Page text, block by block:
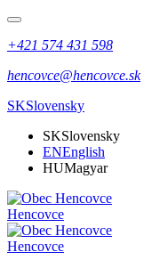
+421 574 431 598
hencovce@hencovce.sk
SKSlovensky
SKSlovensky
ENEnglish
HUMagyar
Hencovce
Hencovce